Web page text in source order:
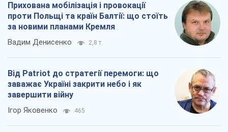
Прихована мобілізація і провокації
проти Польщі та країн Балтії: що стоїть
за новими планами Кремля
Вадим Денисенко 2,8 т.
Від Patriot до стратегії перемоги: що
заважає Україні закрити небо і як
завершити війну
Ігор Яковенко 465